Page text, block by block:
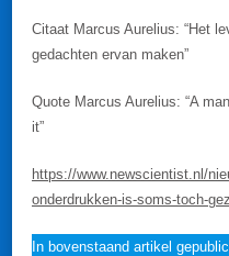
Citaat Marcus Aurelius: “Het
gedachten ervan maken”
Quote Marcus Aurelius: “A
it”
https://www.newscientist.nl/
onderdrukken-is-soms-toch-
In bovenstaand artikel